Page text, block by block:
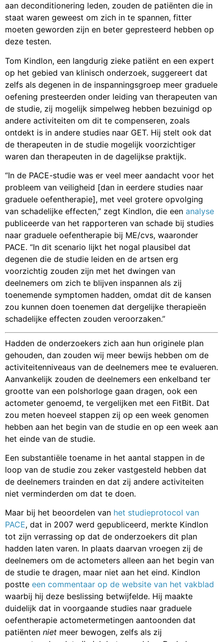
aan deconditionering leden, zouden de patiënten die in
staat waren geweest om zich in te spannen, fitter
moeten geworden zijn en beter gepresteerd hebben op
deze testen.
Tom Kindlon, een langdurig zieke patiënt en een expert
op het gebied van klinisch onderzoek, suggereert dat
zelfs als degenen in de inspanningsgroep meer graduele
oefening presteerden onder leiding van therapeuten van
de studie, zij mogelijk simpelweg hebben bezuinigd op
andere activiteiten om dit te compenseren, zoals
ontdekt is in andere studies naar GET. Hij stelt ook dat
de therapeuten in de studie mogelijk voorzichtiger
waren dan therapeuten in de dagelijkse praktijk.
“In de PACE-studie was er veel meer aandacht voor het
probleem van veiligheid [dan in eerdere studies naar
graduele oefentherapie], met veel grotere opvolging
van schadelijke effecten,” zegt Kindlon, die een analyse
publiceerde van het rapporteren van schade bij studies
naar graduele oefentherapie bij ME/cvs, waaronder
PACE. “In dit scenario lijkt het nogal plausibel dat
degenen die de studie leiden en de artsen erg
voorzichtig zouden zijn met het dwingen van
deelnemers om zich te blijven inspannen als zij
toenemende symptomen hadden, omdat dit de kansen
zou kunnen doen toenemen dat dergelijke therapieën
schadelijke effecten zouden veroorzaken.”
Hadden de onderzoekers zich aan hun originele plan
gehouden, dan zouden wij meer bewijs hebben om de
activiteitenniveaus van de deelnemers mee te evalueren.
Aanvankelijk zouden de deelnemers een enkelband ter
grootte van een polshorloge gaan dragen, ook een
actometer genoemd, te vergelijken met een FitBit. Dat
zou meten hoeveel stappen zij op een week genomen
hebben aan het begin van de studie en op een week aan
het einde van de studie.
Een substantiële toename in het aantal stappen in de
loop van de studie zou zeker vastgesteld hebben dat
de deelnemers trainden en dat zij andere activiteiten
niet verminderden om dat te doen.
Maar bij het beoordelen van het studieprotocol van
PACE, dat in 2007 werd gepubliceerd, merkte Kindlon
tot zijn verrassing op dat de onderzoekers dit plan
hadden laten varen. In plaats daarvan vroegen zij de
deelnemers om de actometers alleen aan het begin van
de studie te dragen, maar niet aan het eind. Kindlon
postte een commentaar op de website van het vakblad
waarbij hij deze beslissing betwijfelde. Hij maakte
duidelijk dat in voorgaande studies naar graduele
oefentherapie actometermetingen aantoonden dat
patiënten niet meer bewogen, zelfs als zij